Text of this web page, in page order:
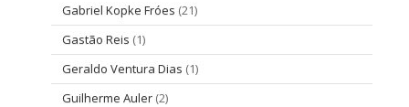
Gabriel Kopke Fróes (21)
Gastão Reis (1)
Geraldo Ventura Dias (1)
Guilherme Auler (2)